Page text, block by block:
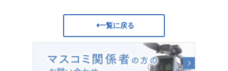
一覧に戻る